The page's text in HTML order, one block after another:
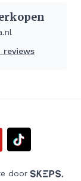
reviews
door